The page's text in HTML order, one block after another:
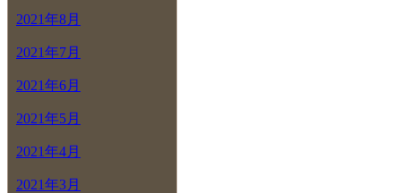
2021年8月
2021年7月
2021年6月
2021年5月
2021年4月
2021年3月